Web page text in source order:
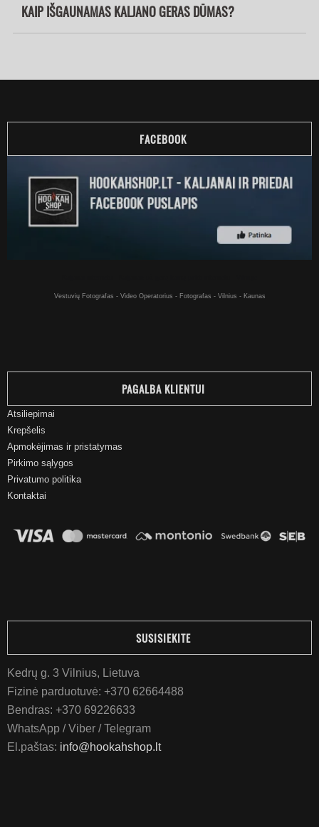
KAIP IŠGAUNAMAS KALJANO GERAS DŪMAS?
FACEBOOK
Vestuvių Fotografas - Video Operatorius - Fotografas - Vilnius - Kaunas
PAGALBA KLIENTUI
Atsiliepimai
Krepšelis
Apmokėjimas ir pristatymas
Pirkimo sąlygos
Privatumo politika
Kontaktai
SUSISIEKITE
Kedrų g. 3 Vilnius, Lietuva
Fizinė parduotuvė: +370 62664488
Bendras: +370 69226633
WhatsApp / Viber / Telegram
El.paštas: info@hookahshop.lt